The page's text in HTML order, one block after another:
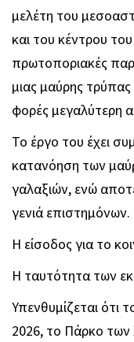
μελέτη του
και του κέντρου
πρωτοποριακές
μιας μαύρης
φορές μεγαλύτερη
Το έργο του έχει
κατανόηση των
γαλαξιών, ενώ
γενιά επιστημόνων.
Η είσοδος για το
Η ταυτότητα των
Υπενθυμίζεται ότι
2026, το Πάρκο